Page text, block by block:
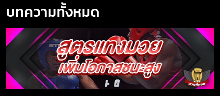
บทความทั้งหมด